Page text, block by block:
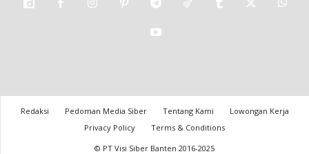
Redaksi Pedoman Media Siber Tentang Kami
Lowongan Kerja
Privacy Policy
Terms & Conditions
© PT Visi Siber Banten 2016-2025